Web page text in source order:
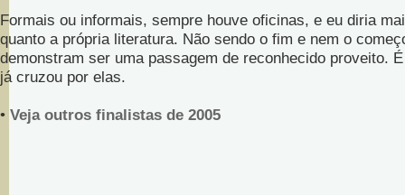
Formais ou informais, sempre houve oficinas, e eu diria
quanto a própria literatura. Não sendo o fim e nem o
demonstram ser uma passagem de reconhecido proveito.
já cruzou por elas.
• Veja outros finalistas de 2005